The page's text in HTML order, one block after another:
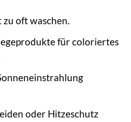
oft waschen.
für coloriertes
oder Hitzeschutz